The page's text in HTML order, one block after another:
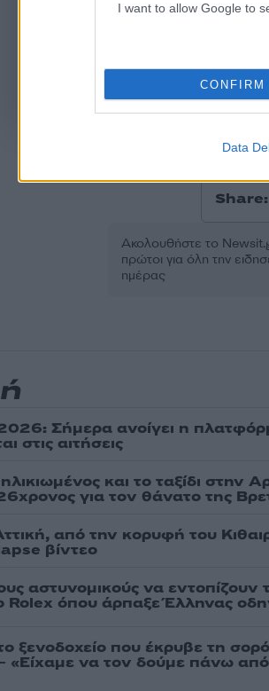
I want to allow Google to
CONFIRM
Data
. Το site προστατεύεται από
Share:
Ακολουθήστε το
πρώτοι για όλη την
ημέρας
Σήμερα ανοίγει η
στις αιτήσεις
και το ταξίδι στην
για τον θάνατο της
από την κορυφή του
βίντεο
αστυνομικούς να εντοπίζουν
Rolex όπου άρπαξε Έλληνας
ξενοδοχείο που έκρυβε τη
«Είχαμε να τον δούμε πάνω